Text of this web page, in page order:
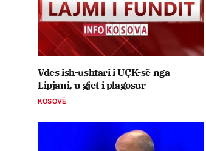
Vdes ish-ushtari i UÇK-së nga
Lipjani, u gjet i plagosur
KOSOVË